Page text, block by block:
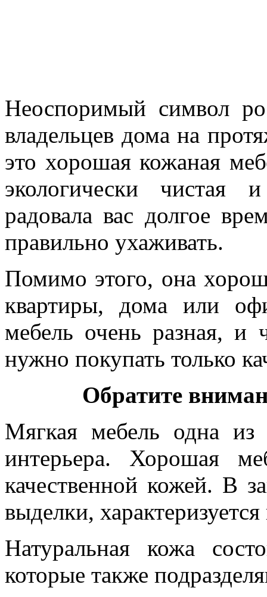
Неоспоримый символ
владельцев дома на
это хорошая кожаная
экологически чистая
радовала вас долгое
правильно ухаживать.
Помимо этого, она
квартиры, дома или
мебель очень разная, и
нужно покупать только
Обратите
Мягкая мебель одна
интерьера. Хорошая
качественной кожей. В
выделки,
Натуральная кожа
которые также